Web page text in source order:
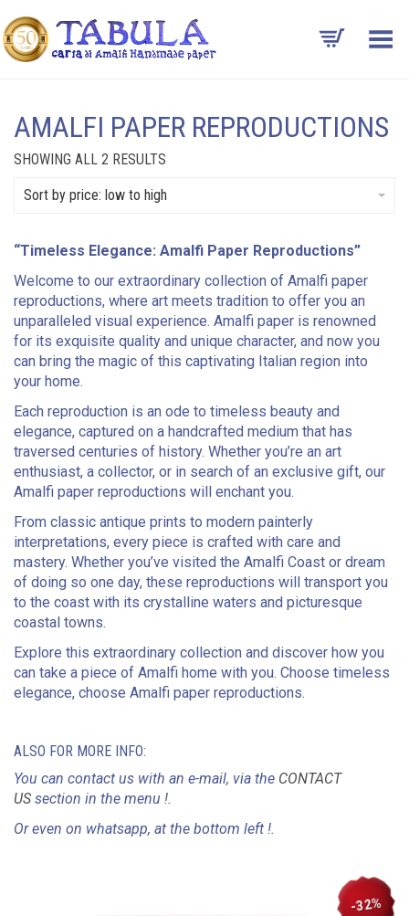
Toggle Menu
AMALFI PAPER REPRODUCTIONS
SHOWING ALL 2 RESULTS
PRICE:
LOW
Sort by price: low to high
“Timeless Elegance: Amalfi Paper Reproductions”
Welcome to our extraordinary collection of Amalfi paper
reproductions, where art meets tradition to offer you an
unparalleled visual experience. Amalfi paper is renowned
for its exquisite quality and unique character, and now you
can bring the magic of this captivating Italian region into
your home.
Each reproduction is an ode to timeless beauty and
elegance, captured on a handcrafted medium that has
traversed centuries of history. Whether you’re an art
enthusiast, a collector, or in search of an exclusive gift, our
Amalfi paper reproductions will enchant you.
From classic antique prints to modern painterly
interpretations, every piece is crafted with care and
mastery. Whether you’ve visited the Amalfi Coast or dream
of doing so one day, these reproductions will transport you
to the coast with its crystalline waters and picturesque
coastal towns.
Explore this extraordinary collection and discover how you
can take a piece of Amalfi home with you. Choose timeless
elegance, choose Amalfi paper reproductions.
ALSO FOR MORE INFO:
You can contact us with an e-mail, via the CONTACT
US section in the menu !.
Or even on whatsapp, at the bottom left !.
-32%